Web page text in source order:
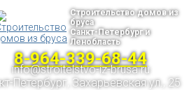
Строительство домов из
бруса
Санкт-Петербург и
Ленобласть
8-964-339-68-44
info@stroitelstvo-iz-brusa.ru
Петербург, Захарьевская ул., 25